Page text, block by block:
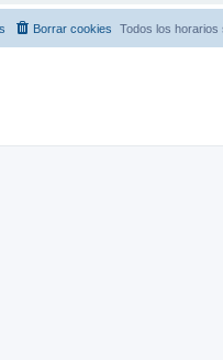
Todos los horarios
Borrar cookies